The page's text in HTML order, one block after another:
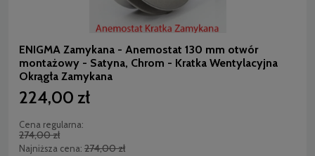
ENIGMA Zamykana - Anemostat 130 mm otwór
montażowy - Satyna, Chrom - Kratka Wentylacyjna
Okrągła Zamykana
224,00 zł
Cena regularna:
274,00 zł
Najniższa cena: 274,00 zł